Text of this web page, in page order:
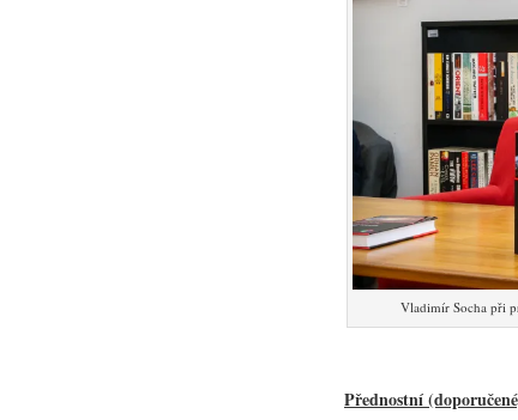
Vladimír Socha při
Přednostní